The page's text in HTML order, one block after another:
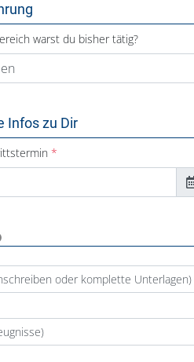
warst du bisher tätig?
Infos zu Dir
oder komplette Unterlagen)